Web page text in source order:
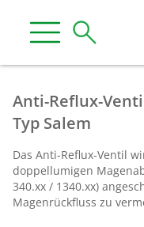
Anti-Reflux-
Typ Salem
Das Anti-Reflux-Ventil
doppellumigen
340.xx / 1340.xx)
Magenrückfluss zu